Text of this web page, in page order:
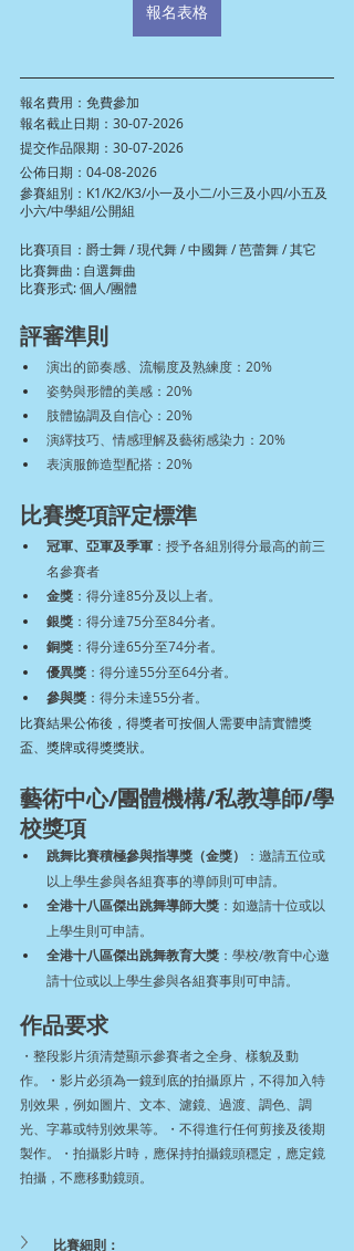
報名表格
報名費用：免費參加
報名截止日期：30-07-2026
提交作品限期：30-07-2026
公佈日期：04-08-2026
參賽組別：K1/K2/K3/小一及小二/小三及小四/小五及
小六/中學組/公開組
比賽項目：爵士舞 / 現代舞 / 中國舞 / 芭蕾舞 / 其它
比賽舞曲 : 自選舞曲
比賽形式: 個人/團體
評審準則
演出的節奏感、流暢度及熟練度：20%
姿勢與形體的美感：20%
肢體協調及自信心：20%
演繹技巧、情感理解及藝術感染力：20%
表演服飾造型配搭：20%
比賽獎項評定標準
冠軍、亞軍及季軍 ：授予各組別得分最高的前三
名參賽者
金獎 ：得分達85分及以上者。
銀獎 ：得分達75分至84分者。
銅獎 ：得分達65分至74分者。
優異獎 ：得分達55分至64分者。
參與獎 ：得分未達55分者。
比賽結果公佈後，得獎者可按個人需要申請實體獎
盃、獎牌或得獎獎狀。
藝術中心/團體機構/私教導師/學
校獎項
跳舞比賽積極參與指導獎（金獎）
：邀請五位或
以上學生參與各組賽事的導師則可申請。
全港十八區傑出跳舞導師大獎 ：如邀請十位或以
上學生則可申請。
全港十八區傑出跳舞教育大獎 ：學校/教育中心邀
請十位或以上學生參與各組賽事則可申請。
作品要求
・整段影片須清楚顯示參賽者之全身、樣貌及動
作。・影片必須為一鏡到底的拍攝原片，不得加入特
別效果，例如圖片、文本、濾鏡、過渡、調色、調
光、字幕或特別效果等。・不得進行任何剪接及後期
製作。・拍攝影片時，應保持拍攝鏡頭穩定，應定鏡
拍攝，不應移動鏡頭。
比賽細則：